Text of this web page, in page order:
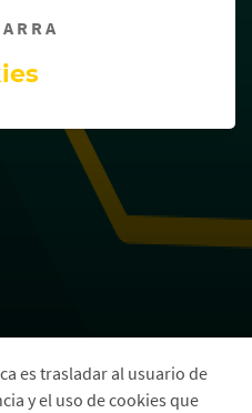
es trasladar al usuario de
y el uso de cookies que